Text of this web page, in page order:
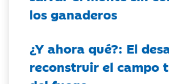
los ganaderos
¿Y ahora qué?: El
reconstruir el campo